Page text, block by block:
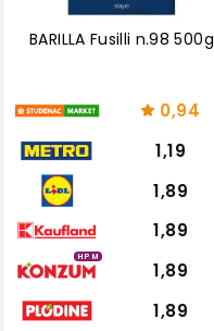
BARILLA Fusilli n.98 500g
0,94
1,19
1,89
1,89
HPM
1,89
1,89